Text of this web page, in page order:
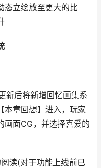
态立绘放至更大的比
新后将新增回忆画集系
本章回想】进入，玩家
画面CG，并选择喜爱的
读(对于功能上线前已